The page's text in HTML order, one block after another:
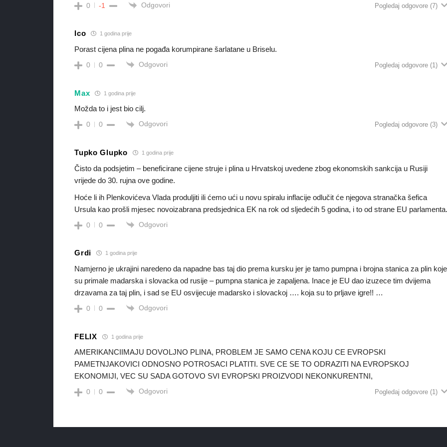
0 -1 Odgovori Pogledaj odgovore (7)
Ico 1 godina prije
Porast cijena plina ne pogađa korumpirane šarlatane u Briselu.
0 0 Odgovori Pogledaj odgovore (1)
Max 1 godina prije
Možda to i jest bio cilj.
0 0 Odgovori Pogledaj odgovore (3)
Tupko Glupko 1 godina prije
Čisto da podsjetim – beneficirane cijene struje i plina u Hrvatskoj uvedene zbog ekonomskih sankcija u Rusiji
vrijede do 30. rujna ove godine.
Hoće li ih Plenkovićeva Vlada produljiti ili ćemo ući u novu spiralu inflacije odlučit će njegova stranačka šefica
Ursula kao prošli mjesec novoizabrana predsjednica EK na rok od sljedećih 5 godina, i to od strane EU
0 0 Odgovori
Grdi 1 godina prije
Namjerno je ukrajini naredeno da napadne bas taj dio prema kursku jer je tamo pumpna i brojna stanica za plin koje
su primale madarska i slovacka od rusije – pumpna stanica je zapaljena. Inace je EU dao izuzece tim dvijema
drzavama za taj plin, i sad se EU osvijecuje madarsko i slovackoj …. koja su to prljave igre!! …
0 0 Odgovori
FELIX 1 godina prije
AMERIKANCIIMAJU DOVOLJNO PLINA, PROBLEM JE SAMO CENA KOJU CE EVROPSKI
PAMETNJAKOVICI ODNOSNO POTROSACI PLATITI. SVE CE SE TO ODRAZITI NA EVROPSKOJ
EKONOMIJI, VEC SU SADA GOTOVO SVI EVROPSKI PROIZVODI NEKONKURENTNI,
0 0 Odgovori Pogledaj odgovore (1)